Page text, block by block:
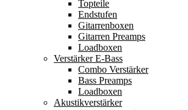
Topteile
Endstufen
Gitarrenboxen
Gitarren Preamps
Loadboxen
Verstärker E-Bass
Combo Verstärker
Bass Preamps
Loadboxen
Akustikverstärker